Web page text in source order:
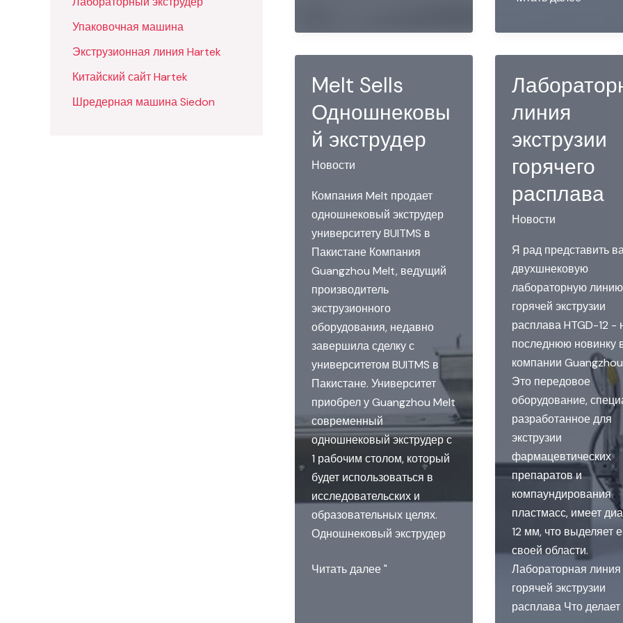
Упаковочная машина
Экструзионная линия Hartek
Китайский сайт Hartek
Шредерная машина Siedon
двухшнековый
экструдер
университета
Дай
Melt Sells
Одношнековы
й экструдер
Новости
Компания Melt продает
одношнековый экструдер
университету BUITMS в
Пакистане Компания
Guangzhou Melt, ведущий
производитель
экструзионного
оборудования, недавно
завершила сделку с
университетом BUITMS в
Пакистане. Университет
приобрел у Guangzhou Melt
современный
одношнековый экструдер с
1 рабочим столом, который
будет использоваться в
исследовательских и
образовательных целях.
Одношнековый экструдер
Melt
Читать далее "
линия
экструзии
горячего
расплава
Новости
Я рад представить
двухшнековую
лабораторную линию
горячей экструзии
расплава HTGD-12 -
последнюю новинку
компании
Это передовое
оборудование,
разработанное для
экструзии
фармацевтических
препаратов и
компаундирования
пластмасс, имеет
12 мм, что выделяет
своей области.
Лабораторная линия
горячей экструзии
расплава Что делает